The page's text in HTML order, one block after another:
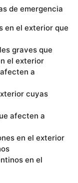
de emergencia
en el exterior que
graves que
el exterior
a
cuyas
afecten a
en el exterior
en el